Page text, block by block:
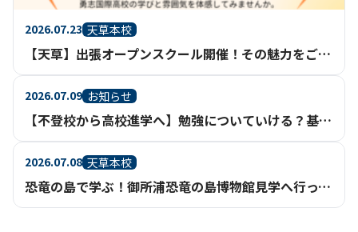
2026.07.23 天草本校
【天草】出張オープンスクール開催！その魅力をご紹介
2026.07.09 お知らせ
【不登校から高校進学へ】勉強についていける？基礎からさかのぼって学べる通信制高校という選択
2026.07.08 天草本校
恐竜の島で学ぶ！御所浦恐竜の島博物館見学へ行ってきました【天草本校】